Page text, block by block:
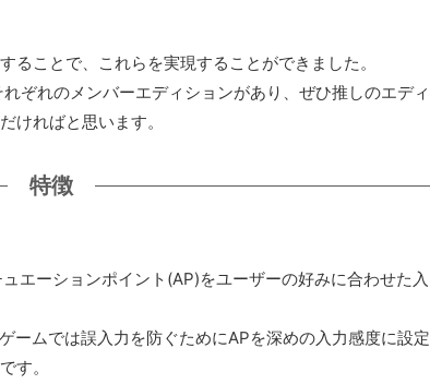
ことで、これらを実現することができました。
ぞれのメンバーエディションがあり、ぜひ推しのエディ
ければと思います。
特徴
エーションポイント(AP)をユーザーの好みに合わせた入
ームでは誤入力を防ぐためにAPを深めの入力感度に設定
す。